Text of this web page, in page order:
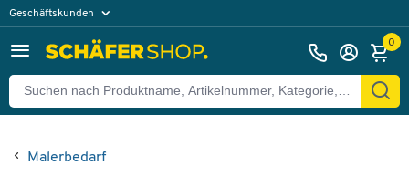
Geschäftskunden
0
Malerbedarf